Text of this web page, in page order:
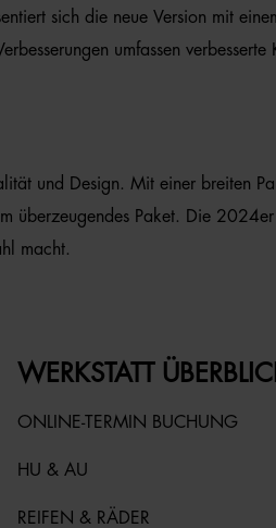
sich die neue Version mit
umfassen
und Design. Mit einer breiten
überzeugendes Paket. Die
macht.
WERKSTATT
ONLINE-TERMIN BUCHUNG
HU & AU
REIFEN & RÄDER